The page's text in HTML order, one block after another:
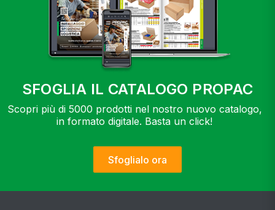
SFOGLIA IL CATALOGO PROPAC
Scopri più di 5000 prodotti nel nostro nuovo catalogo,
in formato digitale. Basta un click!
Sfoglialo ora